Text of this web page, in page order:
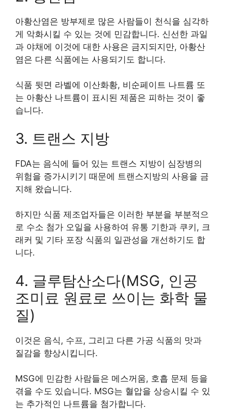
아황산염은 방부제로 많은 사람들이 천식을 심각하
게 악화시킬 수 있는 것에 민감합니다. 신선한 과일
과 야채에 이것에 대한 사용은 금지되지만, 아황산
염은 다른 식품에는 사용되기도 합니다.
식품 뒷면 라벨에 이산화황, 비순페이트 나트륨 또
는 아황산 나트륨이 표시된 제품은 피하는 것이 좋
습니다.
3. 트랜스 지방
FDA는 음식에 들어 있는 트랜스 지방이 심장병의
위험을 증가시키기 때문에 트랜스지방의 사용을 금
지해 왔습니다.
하지만 식품 제조업자들은 이러한 부분을 부분적으
로 수소 첨가 오일을 사용하여 유통 기한과 쿠키, 크
래커 및 기타 포장 식품의 일관성을 개선하기도 합
니다.
4. 글루탐산소다(MSG, 인공
조미료 원료로 쓰이는 화학 물
질)
이것은 음식, 수프, 그리고 다른 가공 식품의 맛과
질감을 향상시킵니다.
MSG에 민감한 사람들은 메스꺼움, 호흡 문제 등을
겪을 수도 있습니다. MSG는 혈압을 상승시킬 수 있
는 추가적인 나트륨을 첨가합니다.